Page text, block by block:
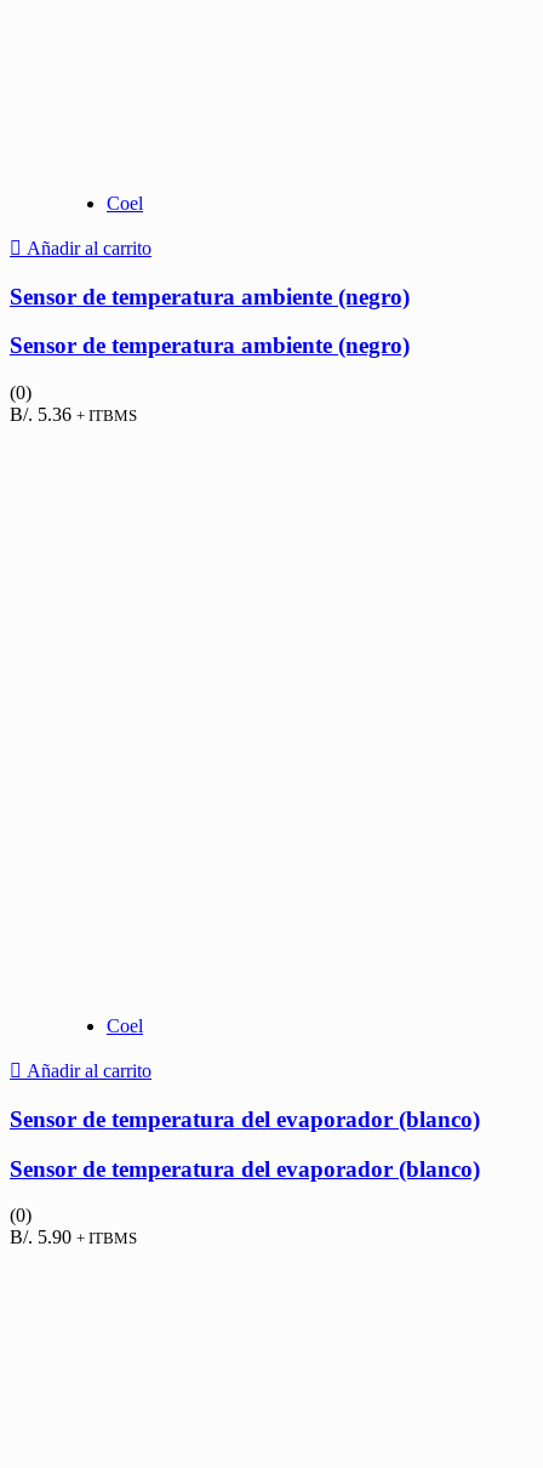
Coel
Añadir al carrito
Sensor de temperatura ambiente (negro)
Sensor de temperatura ambiente (negro)
(0)
B/. 5.36 + ITBMS
Coel
Añadir al carrito
Sensor de temperatura del evaporador (blanco)
Sensor de temperatura del evaporador (blanco)
(0)
B/. 5.90 + ITBMS